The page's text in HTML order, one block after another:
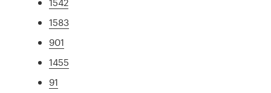
1583
901
1455
91